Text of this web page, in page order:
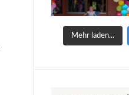
Mehr laden...